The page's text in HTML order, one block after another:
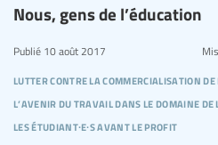
Nous, gens de l’éducation
lutter contre la commercialisation de
l’avenir du travail dans le domaine de
les étudiant∙e∙s avant le profit
Publié 10 août 2017